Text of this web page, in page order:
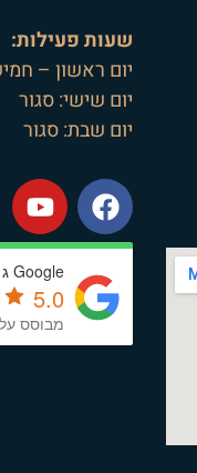
שעות פעילות:
יום ראשון – חמישי:
יום שישי: סגור
יום שבת: סגור
Google ג גוגל
5.0
מבוסס על 117 ביקורות